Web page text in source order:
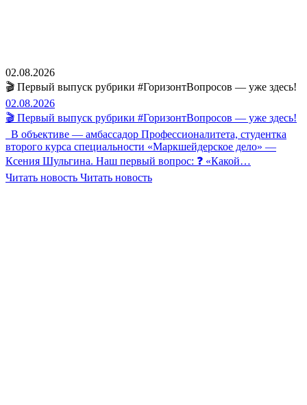
02.08.2026
🎬 Первый выпуск рубрики #ГоризонтВопросов — уже здесь!
02.08.2026
🎬 Первый выпуск рубрики #ГоризонтВопросов — уже здесь!
В объективе — амбассадор Профессионалитета, студентка
второго курса специальности «Маркшейдерское дело» —
Ксения Шульгина. Наш первый вопрос: ❓ «Какой…
Читать новость Читать новость